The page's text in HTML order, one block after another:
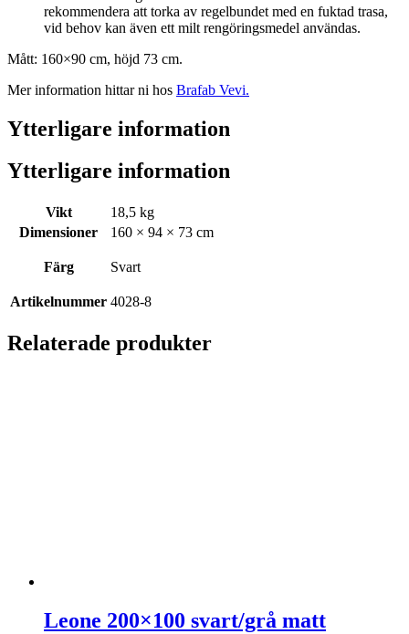
rekommendera att torka av regelbundet med en fuktad trasa,
vid behov kan även ett milt rengöringsmedel användas.
Mått: 160×90 cm, höjd 73 cm.
Mer information hittar ni hos Brafab Vevi.
Ytterligare information
Ytterligare information
Vikt
18,5 kg
Dimensioner
160 × 94 × 73 cm
Färg Svart
Artikelnummer 4028-8
Relaterade produkter
Leone 200×100 svart/grå matt